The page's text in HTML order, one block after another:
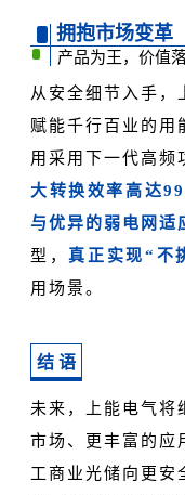
拥抱市场变革
产品为王，价值
从安全细节入手，
赋能千行百业的用
用采用下一代高频
大转换效率高达
与优异的弱电网适
型，真正实现“不
用场景。
结 语
未来，上能电气将
市场、更丰富的应
工商业光储向更安